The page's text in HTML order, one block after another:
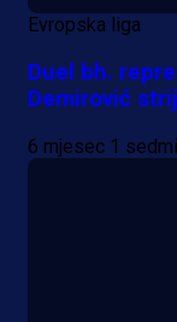
Evropska liga
Duel bh.
Demirović
6 mjesec 1